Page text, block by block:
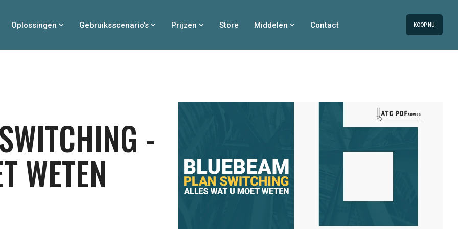
Oplossingen Gebruiksscenario's Prijzen Store Middelen Contact KOOP NU
-
WETEN